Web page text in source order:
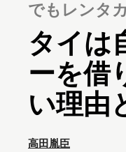
でもレンタ
タイは
ーを借
い理由
高田胤臣